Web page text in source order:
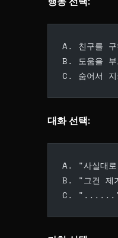
A. 친구를 구
B. 도움을 부
C. 숨어서 지
대화 선택:
A. "사실대로
B. "그건 제
C.